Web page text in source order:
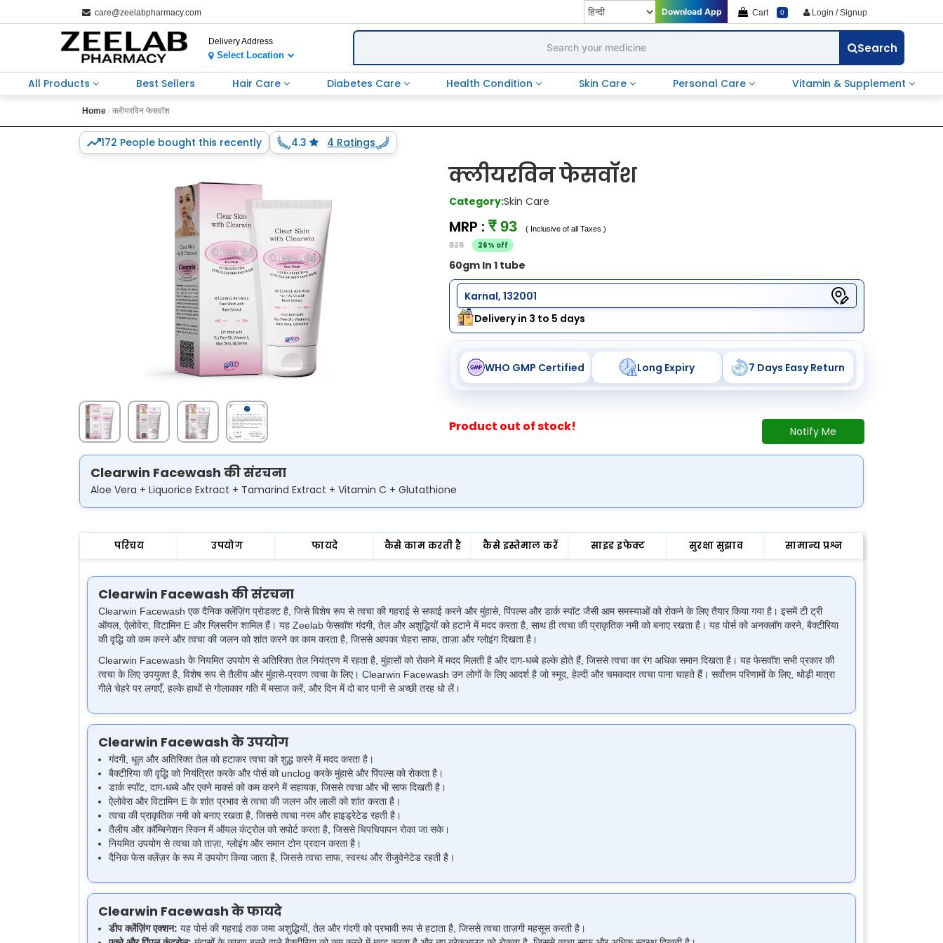
care@zeelabpharmacy.com Download App Cart 0 Login / Signup
Delivery Address
Select Location Search
All Products Best Sellers Hair Care Diabetes Care Health Condition Skin Care Personal Care Vitamin & Supplement
Home क्लीयरविन फेसवॉश
172 People bought this recently 4.3 4 Ratings
क्लीयरविन फेसवॉश
Category:Skin Care
MRP :₹ 93( Inclusive of all Taxes )
₹ 125 26% off
60gm In 1 tube
Karnal, 132001
Delivery in 3 to 5 days
WHO GMP Certified Long Expiry 7 Days Easy Return
Product out of stock! Notify Me
Clearwin Facewash की संरचना
Aloe Vera + Liquorice Extract + Tamarind Extract + Vitamin C + Glutathione
परिचय उपयोग फायदे कैसे काम करती है कैसे इस्तेमाल करें साइड इफेक्ट सुरक्षा सुझाव सामान्य प्रश्न
Clearwin Facewash की संरचना
Clearwin Facewash एक दैनिक क्लेंज़िंग प्रोडक्ट है, जिसे विशेष रूप से त्वचा की गहराई से सफाई करने और मुंहासे, पिंपल्स और डार्क स्पॉट जैसी आम समस्याओं को रोकने के लिए तैयार किया गया है। इसमें टी ट्री
ऑयल, ऐलोवेरा, विटामिन E और ग्लिसरीन शामिल हैं। यह Zeelab फेसवॉश गंदगी, तेल और अशुद्धियों को हटाने में मदद करता है, साथ ही त्वचा की प्राकृतिक नमी को बनाए रखता है। यह पोर्स को अनक्लॉग करने, बैक्टीरिया
की वृद्धि को कम करने और त्वचा की जलन को शांत करने का काम करता है, जिससे आपका चेहरा साफ, ताज़ा और ग्लोइंग दिखता है।
Clearwin Facewash के नियमित उपयोग से अतिरिक्त तेल नियंत्रण में रहता है, मुंहासों को रोकने में मदद मिलती है और दाग-धब्बे हल्के होते हैं, जिससे त्वचा का रंग अधिक समान दिखता है। यह फेसवॉश सभी प्रकार की
त्वचा के लिए उपयुक्त है, विशेष रूप से तैलीय और मुंहासे-प्रवण त्वचा के लिए। Clearwin Facewash उन लोगों के लिए आदर्श है जो स्मूद, हेल्दी और चमकदार त्वचा पाना चाहते हैं। सर्वोत्तम परिणामों के लिए, थोड़ी मात्रा
गीले चेहरे पर लगाएँ, हल्के हाथों से गोलाकार गति में मसाज करें, और दिन में दो बार पानी से अच्छी तरह धो लें।
Clearwin Facewash के उपयोग
गंदगी, धूल और अतिरिक्त तेल को हटाकर त्वचा को शुद्ध करने में मदद करता है।
बैक्टीरिया की वृद्धि को नियंत्रित करके और पोर्स को unclog करके मुंहासे और पिंपल्स को रोकता है।
डार्क स्पॉट, दाग-धब्बे और एक्ने मार्क्स को कम करने में सहायक, जिससे त्वचा और भी साफ दिखती है।
ऐलोवेरा और विटामिन E के शांत प्रभाव से त्वचा की जलन और लाली को शांत करता है।
त्वचा की प्राकृतिक नमी को बनाए रखता है, जिससे त्वचा नरम और हाइड्रेटेड रहती है।
तैलीय और कॉम्बिनेशन स्किन में ऑयल कंट्रोल को सपोर्ट करता है, जिससे चिपचिपापन रोका जा सके।
नियमित उपयोग से त्वचा को ताज़ा, ग्लोइंग और समान टोन प्रदान करता है।
दैनिक फेस क्लेंज़र के रूप में उपयोग किया जाता है, जिससे त्वचा साफ, स्वस्थ और रीजुवेनेटेड रहती है।
Clearwin Facewash के फायदे
डीप क्लेंज़िंग एक्शन: यह पोर्स की गहराई तक जमा अशुद्धियों, तेल और गंदगी को प्रभावी रूप से हटाता है, जिससे त्वचा ताज़गी महसूस करती है।